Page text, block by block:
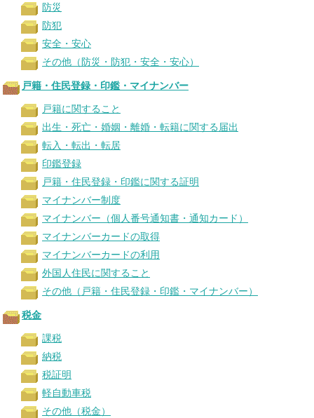
防災
防犯
安全・安心
その他（防災・防犯・安全・安心）
戸籍・住民登録・印鑑・マイナンバー
戸籍に関すること
出生・死亡・婚姻・離婚・転籍に関する届出
転入・転出・転居
印鑑登録
戸籍・住民登録・印鑑に関する証明
マイナンバー制度
マイナンバー（個人番号通知書・通知カード）
マイナンバーカードの取得
マイナンバーカードの利用
外国人住民に関すること
その他（戸籍・住民登録・印鑑・マイナンバー）
税金
課税
納税
税証明
軽自動車税
その他（税金）